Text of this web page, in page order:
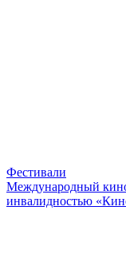
Фестивали
Международный
инвалидностью